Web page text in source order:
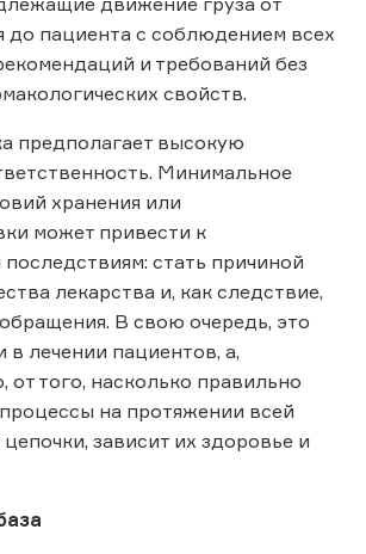
до пациента с соблюдением всех
и требований без
свойств.
предполагает высокую
Минимальное
хранения или
может привести к
стать причиной
лекарства и, как следствие,
обращения. В свою очередь, это
в лечении пациентов, а,
от того, насколько правильно
на протяжении всей
зависит их здоровье и